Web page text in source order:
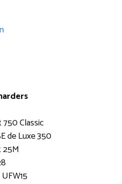
Classic
de Luxe 350
25M